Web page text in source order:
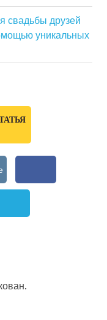
свадьбы друзей
уникальных